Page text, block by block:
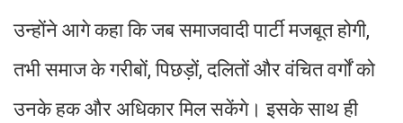
उन्होंने आगे कहा कि जब समाजवादी पार्टी मजबूत होगी,
तभी समाज के गरीबों, पिछड़ों, दलितों और वंचित वर्गों को
उनके हक और अधिकार मिल सकेंगे। इसके साथ ही